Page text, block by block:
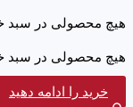
هیچ محصولی در سبد
هیچ محصولی در سبد
خرید را ادامه دهید